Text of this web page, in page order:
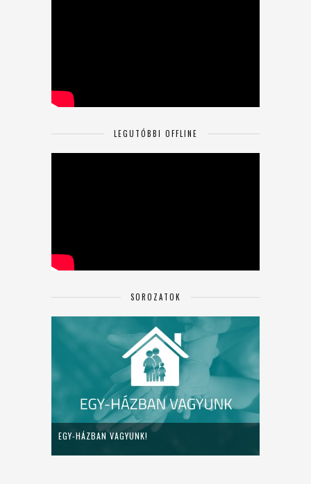
LEGUTÓBBI OFFLINE
SOROZATOK
EGY-HÁZBAN VAGYUNK!